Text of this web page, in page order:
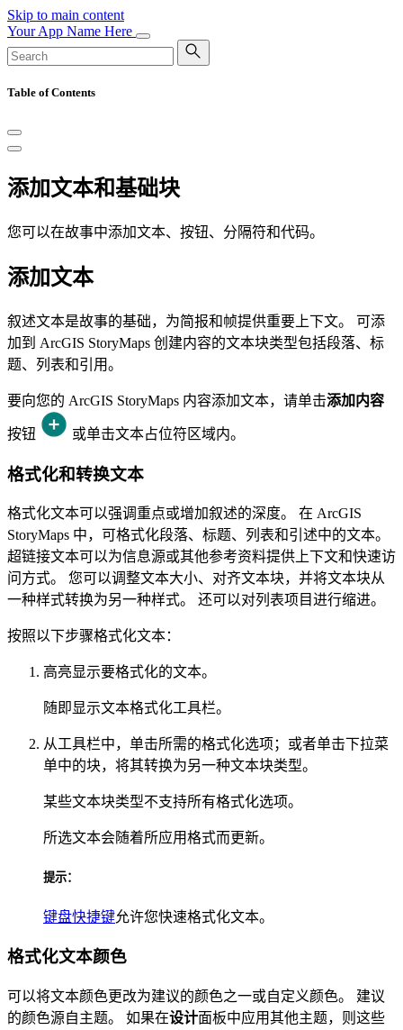
Skip to main content
Your App Name Here
Table of Contents
添加文本和基础块
您可以在故事中添加文本、按钮、分隔符和代码。
添加文本
叙述文本是故事的基础，为简报和帧提供重要上下文。 可添
加到 ArcGIS StoryMaps 创建内容的文本块类型包括段落、标
题、列表和引用。
要向您的 ArcGIS StoryMaps 内容添加文本，请单击添加内容
按钮 或单击文本占位符区域内。
格式化和转换文本
格式化文本可以强调重点或增加叙述的深度。 在 ArcGIS
StoryMaps 中，可格式化段落、标题、列表和引述中的文本。
超链接文本可以为信息源或其他参考资料提供上下文和快速访
问方式。 您可以调整文本大小、对齐文本块，并将文本块从
一种样式转换为另一种样式。 还可以对列表项目进行缩进。
按照以下步骤格式化文本：
高亮显示要格式化的文本。
随即显示文本格式化工具栏。
从工具栏中，单击所需的格式化选项；或者单击下拉菜
单中的块，将其转换为另一种文本块类型。
某些文本块类型不支持所有格式化选项。
所选文本会随着所应用格式而更新。
提示：
键盘快捷键允许您快速格式化文本。
格式化文本颜色
可以将文本颜色更改为建议的颜色之一或自定义颜色。 建议
的颜色源自主题。 如果在设计面板中应用其他主题，则这些